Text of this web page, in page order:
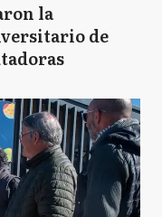
la
de